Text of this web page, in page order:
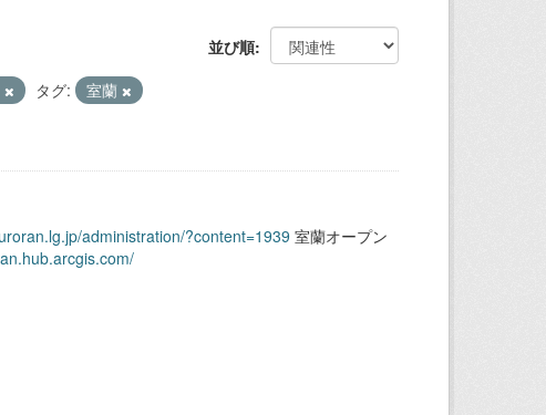
並び順
タグ:
室蘭
administration/?content=1939 室蘭オープン